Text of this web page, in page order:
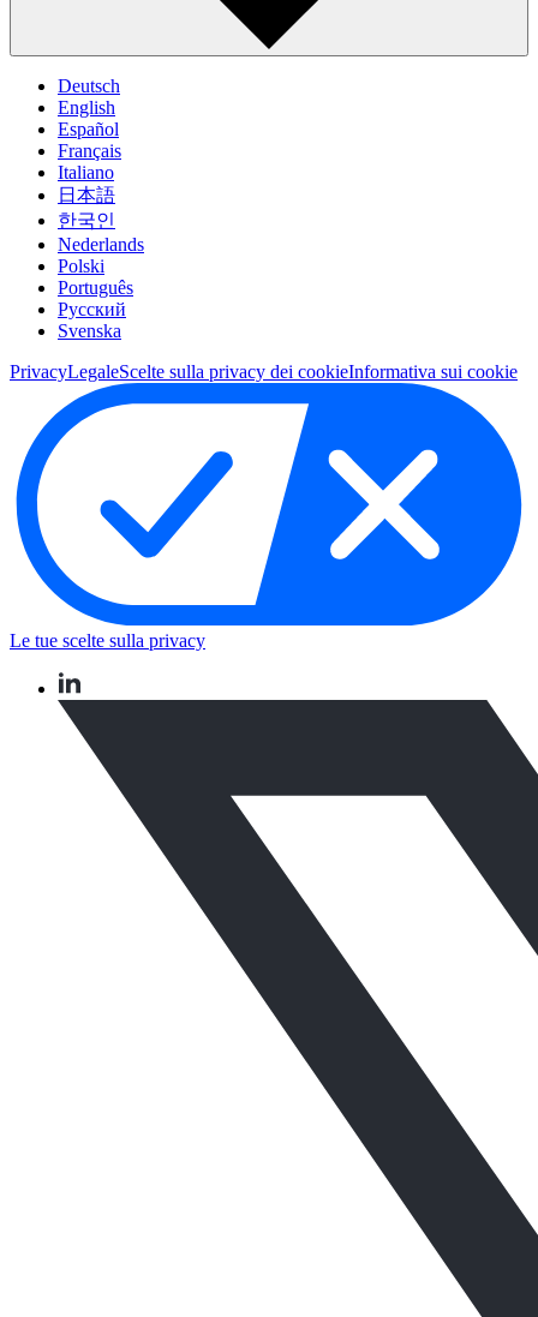
Deutsch
English
Español
Français
Italiano
日本語
한국인
Nederlands
Polski
Português
Pусский
Svenska
PrivacyLegaleScelte sulla privacy dei cookieInformativa sui cookie
Le tue scelte sulla privacy